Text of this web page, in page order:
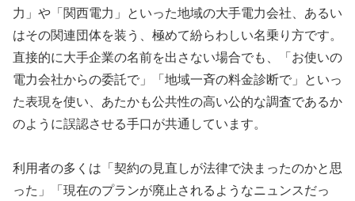
力」や「関西電力」といった地域の大手電力会社、あるい
はその関連団体を装う、極めて紛らわしい名乗り方です。
直接的に大手企業の名前を出さない場合でも、「お使いの
電力会社からの委託で」「地域一斉の料金診断で」といっ
た表現を使い、あたかも公共性の高い公的な調査であるか
のように誤認させる手口が共通しています。
利用者の多くは「契約の見直しが法律で決まったのかと思
った」「現在のプランが廃止されるようなニュンスだっ